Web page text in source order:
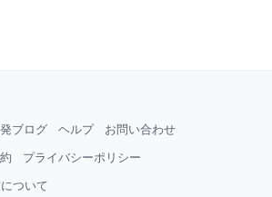
ブログ ヘルプ お問い合わせ
プライバシーポリシー
ついて